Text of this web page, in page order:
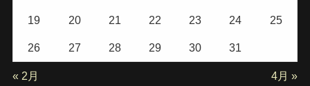
19 20 21 22 23 24 25
26 27 28 29 30 31
« 2月 4月 »